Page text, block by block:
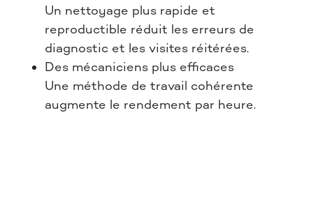
Un nettoyage plus rapide et
reproductible réduit les erreurs de
diagnostic et les visites réitérées.
Des mécaniciens plus efficaces
Une méthode de travail cohérente
augmente le rendement par heure.